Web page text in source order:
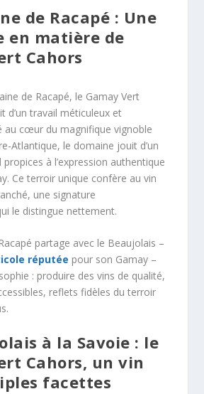
de Racapé : Une
en matière de
Cahors
de Racapé, le Gamay Vert
d’un travail méticuleux et
au cœur du magnifique vignoble
Atlantique, le domaine jouit d’un
propices à l’expression authentique
Ce terroir unique confère au vin
une signature
le distingue nettement.
partage avec le Beaujolais –
réputée pour son Gamay –
: produire des vins de qualité,
reflets fidèles du terroir
à la Savoie : le
Cahors, un vin
facettes